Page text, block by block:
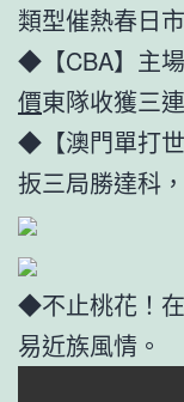
類型催熱春日
◆【CBA】主
價東隊收獲三
◆【澳門單打
扳三局勝達科
◆不止桃花！
易近族風情。